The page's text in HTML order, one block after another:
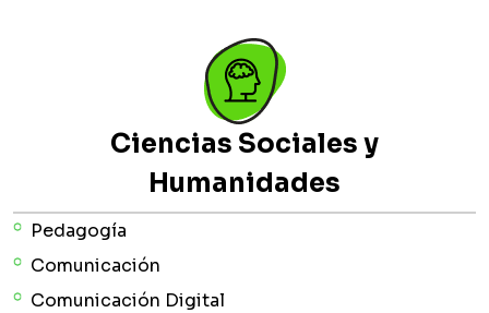
Ciencias Sociales y
Humanidades
Pedagogía
Comunicación
Comunicación Digital